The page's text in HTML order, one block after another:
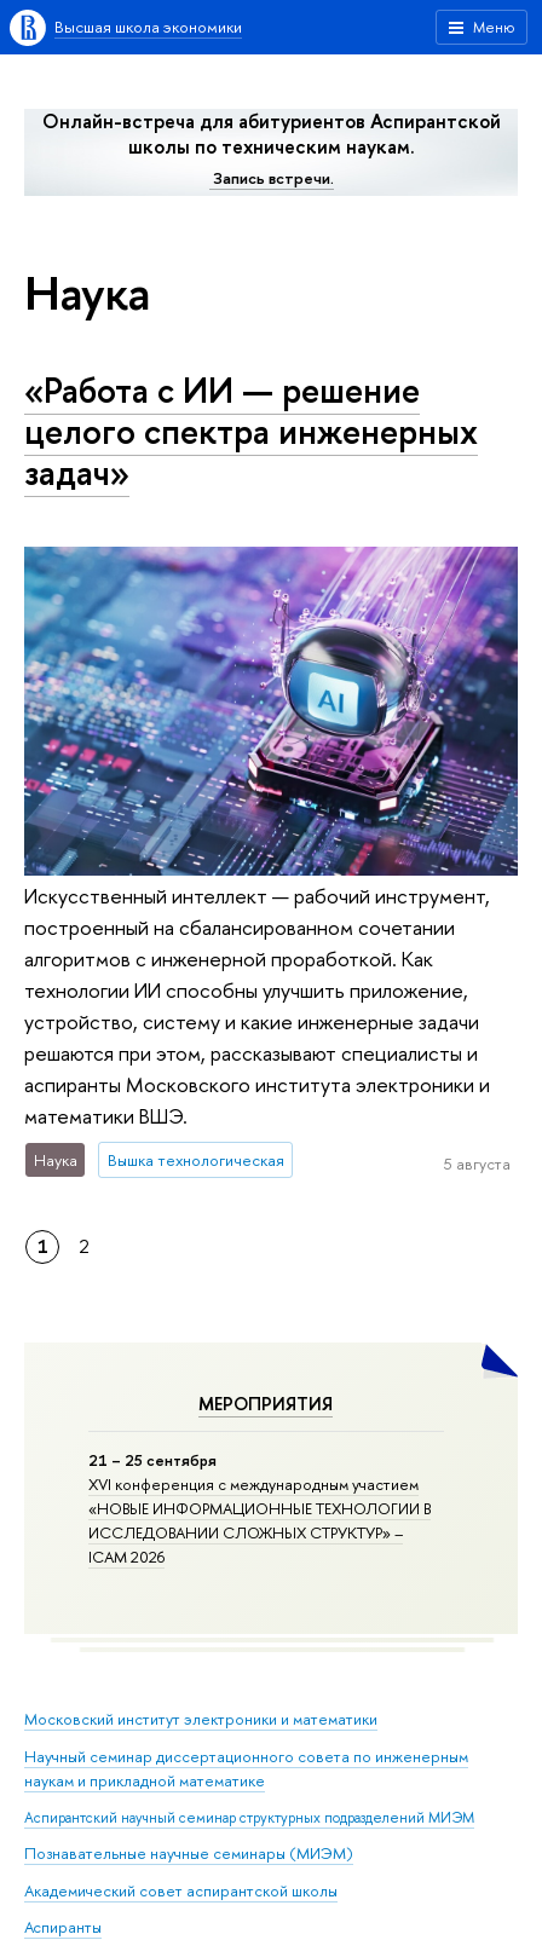
Меню
Высшая школа экономики
Онлайн-встреча для абитуриентов Аспирантской
школы по техническим наукам.
Запись встречи.
МЕРОПРИЯТИЯ
21 – 25 сентября
XVI конференция с международным участием
«НОВЫЕ ИНФОРМАЦИОННЫЕ ТЕХНОЛОГИИ В
ИССЛЕДОВАНИИ СЛОЖНЫХ СТРУКТУР» –
ICAM 2026
Московский институт электроники и математики
Научный семинар диссертационного совета по инженерным
наукам и прикладной математике
Аспирантский научный семинар структурных подразделений МИЭМ
Познавательные научные семинары (МИЭМ)
Академический совет аспирантской школы
Аспиранты
Наука
«Работа с ИИ — решение
целого спектра инженерных
задач»
Искусственный интеллект — рабочий инструмент,
построенный на сбалансированном сочетании
алгоритмов с инженерной проработкой. Как
технологии ИИ способны улучшить приложение,
устройство, систему и какие инженерные задачи
решаются при этом, рассказывают специалисты и
аспиранты Московского института электроники и
математики ВШЭ.
Наука Вышка технологическая 5 августа
1 2